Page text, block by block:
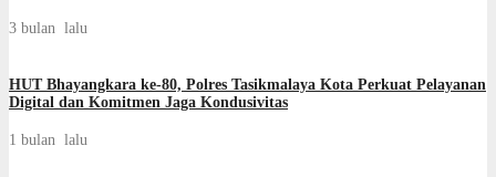
3 bulan lalu
HUT Bhayangkara ke-80, Polres Tasikmalaya Kota Perkuat Pelayanan
Digital dan Komitmen Jaga Kondusivitas
1 bulan lalu